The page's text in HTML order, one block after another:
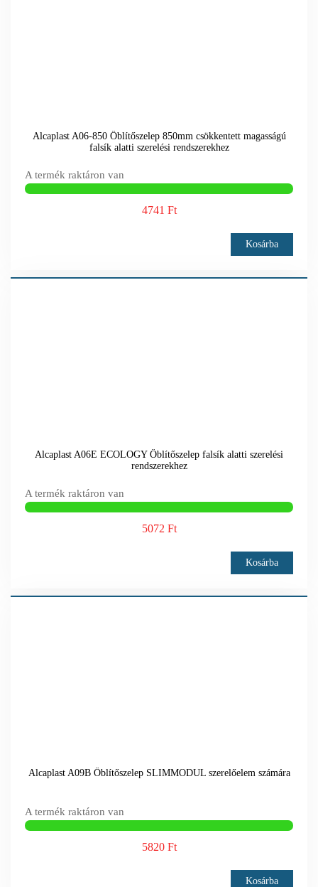
Alcaplast A06-850 Öblítőszelep 850mm csökkentett magasságú
falsík alatti szerelési rendszerekhez
A termék raktáron van
4741 Ft
Kosárba
Alcaplast A06E ECOLOGY Öblítőszelep falsík alatti szerelési
rendszerekhez
A termék raktáron van
5072 Ft
Kosárba
Alcaplast A09B Öblítőszelep SLIMMODUL szerelőelem számára
A termék raktáron van
5820 Ft
Kosárba